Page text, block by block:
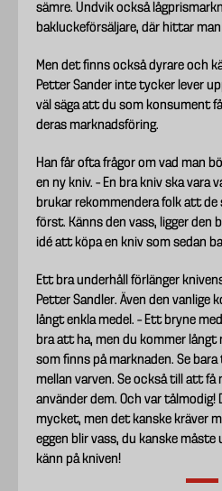
sämre. Undvik också
bakluckeförsäljare, där hittar
Men det finns också dyrare och
Petter Sander inte tycker lever
väl säga att du som konsument
deras marknadsföring.
Han får ofta frågor om vad man
en ny kniv. – En bra kniv ska vara
brukar rekommendera folk att de
först. Känns den vass, ligger den
idé att köpa en kniv som sedan
Ett bra underhåll förlänger
Petter Sandler. Även den vanlige
långt enkla medel. – Ett bryne
bra att ha, men du kommer långt
som finns på marknaden. Se
mellan varven. Se också till att få
använder dem. Och var tålmodig!
mycket, men det kanske kräver
eggen blir vass, du kanske måste
känn på kniven!